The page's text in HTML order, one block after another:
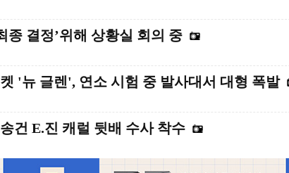
종 결정’위해 상황실 회의 중
'뉴 글렌', 연소 시험 중 발사대서 대형 폭발
건 E.진 캐럴 뒷배 수사 착수